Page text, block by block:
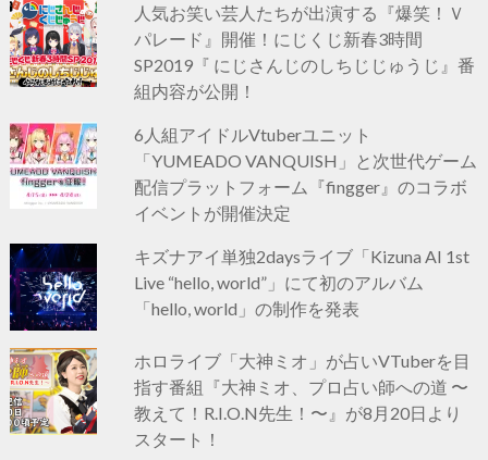
人気お笑い芸人たちが出演する『爆笑！Ｖ
パレード』開催！にじくじ新春3時間
SP2019『 にじさんじのしちじじゅうじ』番
組内容が公開！
6人組アイドルVtuberユニット
「YUMEADO VANQUISH」と次世代ゲーム
配信プラットフォーム『fingger』のコラボ
イベントが開催決定
キズナアイ単独2daysライブ「Kizuna AI 1st
Live “hello, world”」にて初のアルバム
「hello, world」の制作を発表
ホロライブ「大神ミオ」が占いVTuberを目
指す番組『大神ミオ、プロ占い師への道 〜
教えて！R.I.O.N先生！〜』が8月20日より
スタート！